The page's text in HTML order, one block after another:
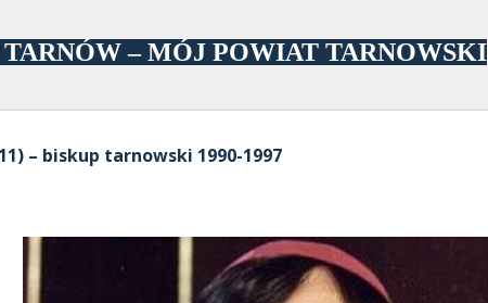
– MÓJ POWIAT TARNOWSKI
– biskup tarnowski 1990-1997